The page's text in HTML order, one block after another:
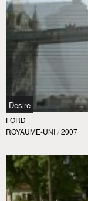
Desire
FORD
ROYAUME-UNI / 2007